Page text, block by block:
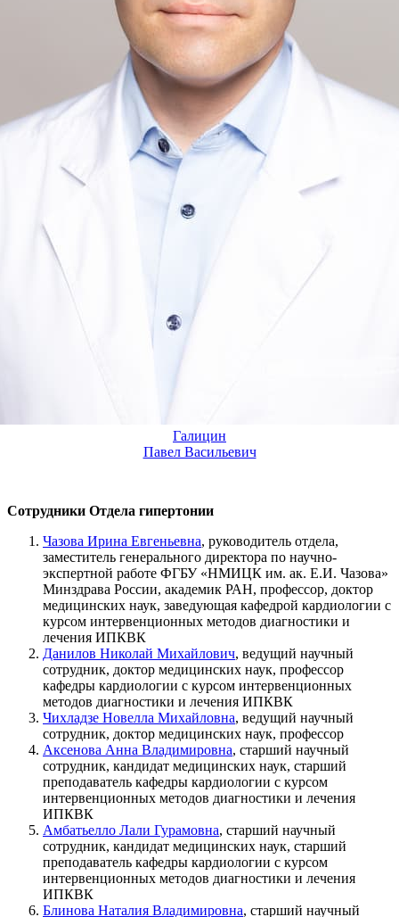
Галицин
Павел Васильевич
Сотрудники Отдела гипертонии
Чазова Ирина Евгеньевна, руководитель отдела,
заместитель генерального директора по научно-
экспертной работе ФГБУ «НМИЦК им. ак. Е.И. Чазова»
Минздрава России, академик РАН, профессор, доктор
медицинских наук, заведующая кафедрой кардиологии с
курсом интервенционных методов диагностики и
лечения ИПКВК
Данилов Николай Михайлович, ведущий научный
сотрудник, доктор медицинских наук, профессор
кафедры кардиологии с курсом интервенционных
методов диагностики и лечения ИПКВК
Чихладзе Новелла Михайловна, ведущий научный
сотрудник, доктор медицинских наук, профессор
Аксенова Анна Владимировна, старший научный
сотрудник, кандидат медицинских наук, старший
преподаватель кафедры кардиологии с курсом
интервенционных методов диагностики и лечения
ИПКВК
Амбатьелло Лали Гурамовна, старший научный
сотрудник, кандидат медицинских наук, старший
преподаватель кафедры кардиологии с курсом
интервенционных методов диагностики и лечения
ИПКВК
Блинова Наталия Владимировна, старший научный